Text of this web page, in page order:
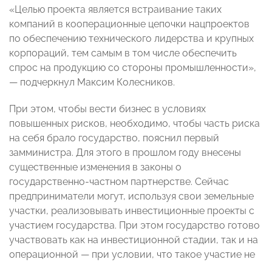
«Целью проекта является встраивание таких
компаний в кооперационные цепочки нацпроектов
по обеспечению технического лидерства и крупных
корпораций, тем самым в том числе обеспечить
спрос на продукцию со стороны промышленности»,
— подчеркнул Максим Колесников.
При этом, чтобы вести бизнес в условиях
повышенных рисков, необходимо, чтобы часть риска
на себя брало государство, пояснил первый
замминистра. Для этого в прошлом году внесены
существенные изменения в законы о
государственно-частном партнерстве. Сейчас
предприниматели могут, используя свои земельные
участки, реализовывать инвестиционные проекты с
участием государства. При этом государство готово
участвовать как на инвестиционной стадии, так и на
операционной — при условии, что такое участие не